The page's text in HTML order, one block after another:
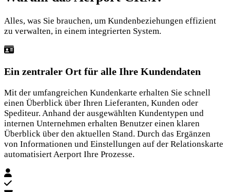
Alles, was Sie brauchen, um Kundenbeziehungen effizient
zu verwalten, in einem integrierten System.
Ein zentraler Ort für alle Ihre Kundendaten
Mit der umfangreichen Kundenkarte erhalten Sie schnell
einen Überblick über Ihren Lieferanten, Kunden oder
Spediteur. Anhand der ausgewählten Kundentypen und
internen Unternehmen erhalten Benutzer einen klaren
Überblick über den aktuellen Stand. Durch das Ergänzen
von Informationen und Einstellungen auf der Relationskarte
automatisiert Aerport Ihre Prozesse.